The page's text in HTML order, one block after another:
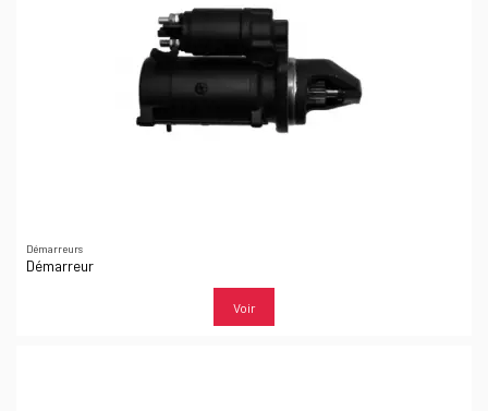
Démarreurs
Démarreur
Voir